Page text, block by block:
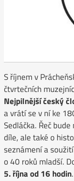
S říjnem v
čtvrtečních
Nejpilnější český
a vrátí se v ní ke
Sedláčka. Řeč
díle, ale také o
seznámení a
o 40 roků mladší.
5. října od 16 hodin.